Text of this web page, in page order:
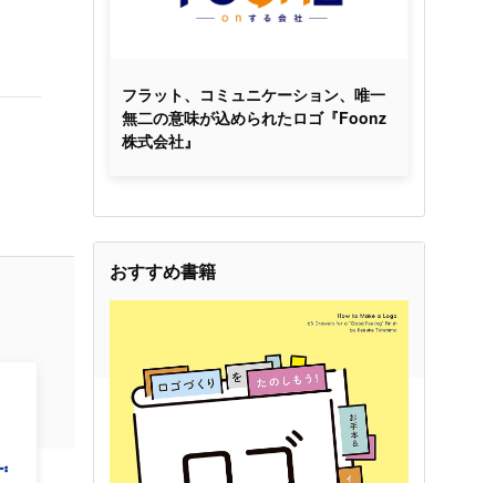
フラット、コミュニケーション、唯一
無二の意味が込められたロゴ『Foonz
株式会社』
おすすめ書籍